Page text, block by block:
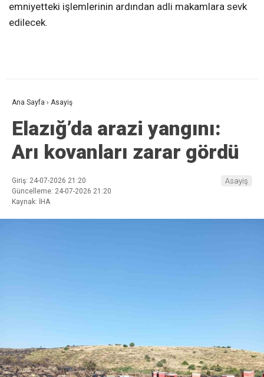
emniyetteki işlemlerinin ardından adli makamlara sevk
edilecek.
Ana Sayfa › Asayiş
Elazığ’da arazi yangını:
Arı kovanları zarar gördü
Giriş: 24-07-2026 21:20
Güncelleme: 24-07-2026 21:20
Kaynak: İHA
Asayiş